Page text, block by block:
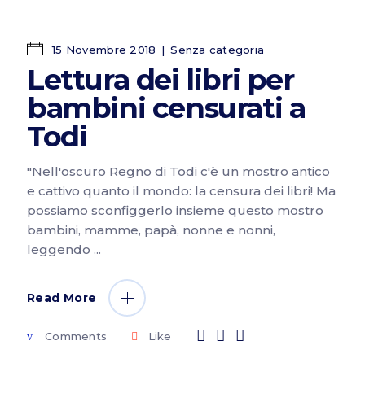
15 Novembre 2018 Senza categoria
Lettura dei libri per
bambini censurati a
Todi
"Nell'oscuro Regno di Todi c'è un mostro antico
e cattivo quanto il mondo: la censura dei libri! Ma
possiamo sconfiggerlo insieme questo mostro
bambini, mamme, papà, nonne e nonni,
leggendo
Read More
Comments Like